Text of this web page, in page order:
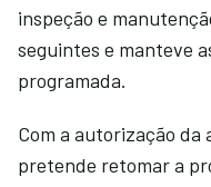
inspeção e
seguintes e manteve
programada.
Com a autorização da
pretende retomar a